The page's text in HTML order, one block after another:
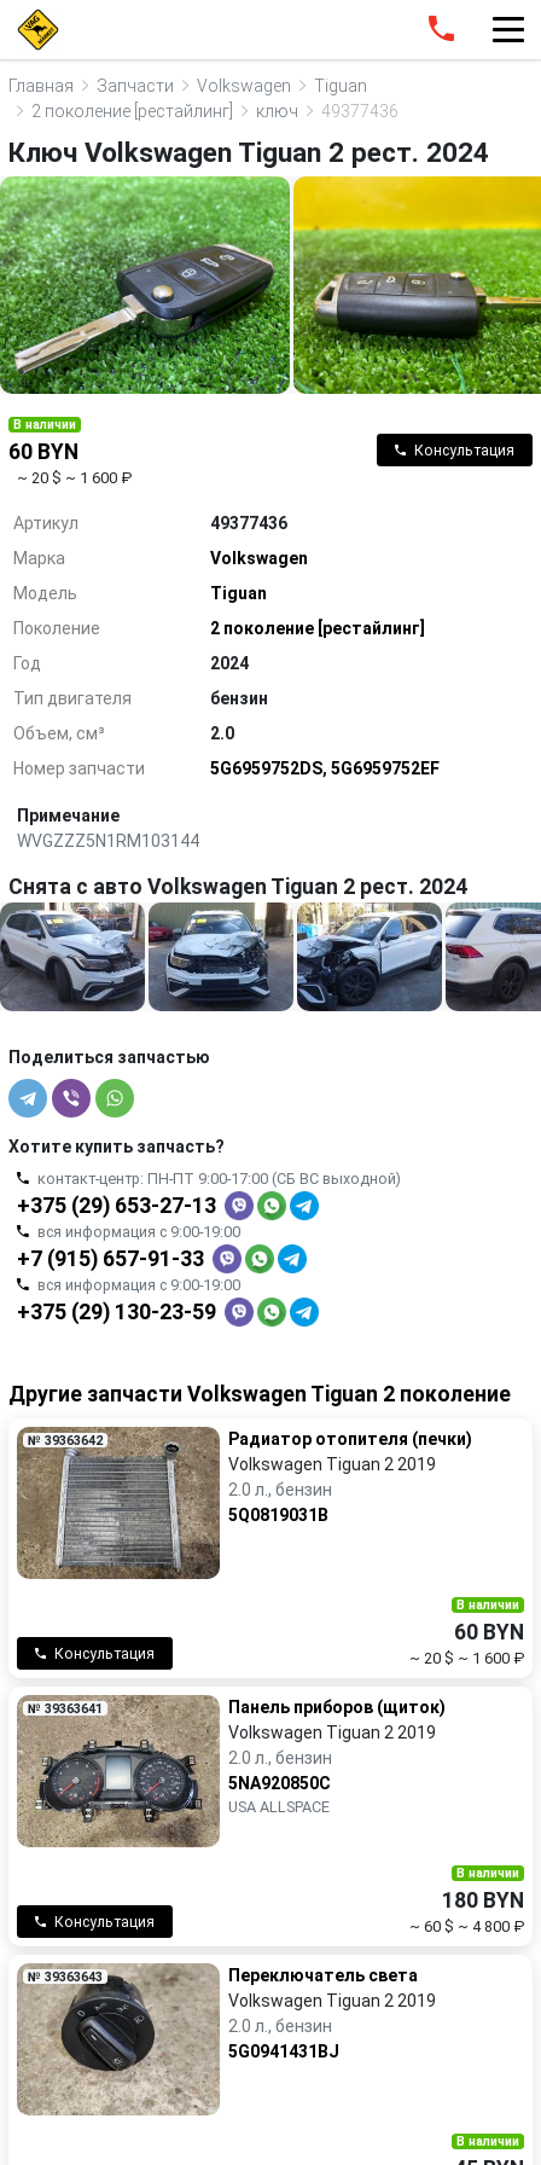
Главная Запчасти Volkswagen
Tiguan
2 поколение [рестайлинг]
ключ 49377436
Ключ Volkswagen Tiguan 2 рест. 2024
В наличии
60 BYN
~ 20 $ ~ 1 600 ₽
Консультация
Артикул
49377436
Марка
Volkswagen
Модель
Tiguan
Поколение
2 поколение [рестайлинг]
Год
2024
Тип двигателя
бензин
Объем, см³
2.0
Номер запчасти
5G6959752DS,5G6959752EF
Примечание
WVGZZZ5N1RM103144
Снята с авто Volkswagen Tiguan 2 рест. 2024
Поделиться запчастью
Хотите купить запчасть?
контакт-центр: ПН-ПТ 9:00-17:00 (СБ ВС выходной)
+375 (29) 653-27-13
вся информация с 9:00-19:00
+7 (915) 657-91-33
вся информация с 9:00-19:00
+375 (29) 130-23-59
Другие запчасти Volkswagen Tiguan 2 поколение
№ 39363642
Радиатор отопителя (печки)
Volkswagen Tiguan 2 2019
2.0 л., бензин
5Q0819031B
Консультация
В наличии
60 BYN
~ 20 $ ~ 1 600 ₽
№ 39363641
Панель приборов (щиток)
Volkswagen Tiguan 2 2019
2.0 л., бензин
5NA920850C
USA ALLSPACE
Консультация
В наличии
180 BYN
~ 60 $ ~ 4 800 ₽
№ 39363643
Переключатель света
Volkswagen Tiguan 2 2019
2.0 л., бензин
5G0941431BJ
В наличии